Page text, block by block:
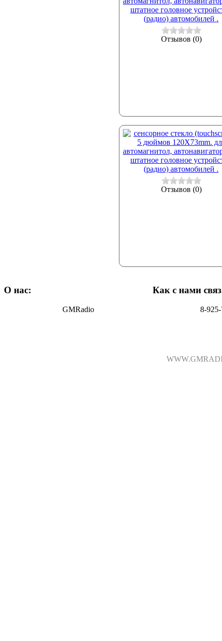
Отзывов (0)
Отзывов (0)
О нас:
GMRadio
Как с нами
8-